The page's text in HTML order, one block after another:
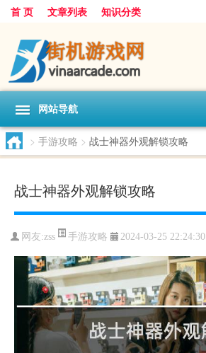
首 页 文章列表 知识分类
网站导航
> 手游攻略 > 战士神器外观解锁攻略
战士神器外观解锁攻略
网友:zss 手游攻略 2024-03-25 22:24:30